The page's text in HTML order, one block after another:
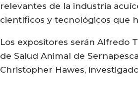
relevantes de la industria
científicos y tecnológicos que
Los expositores serán Alfredo
de Salud Animal de
Christopher Hawes,